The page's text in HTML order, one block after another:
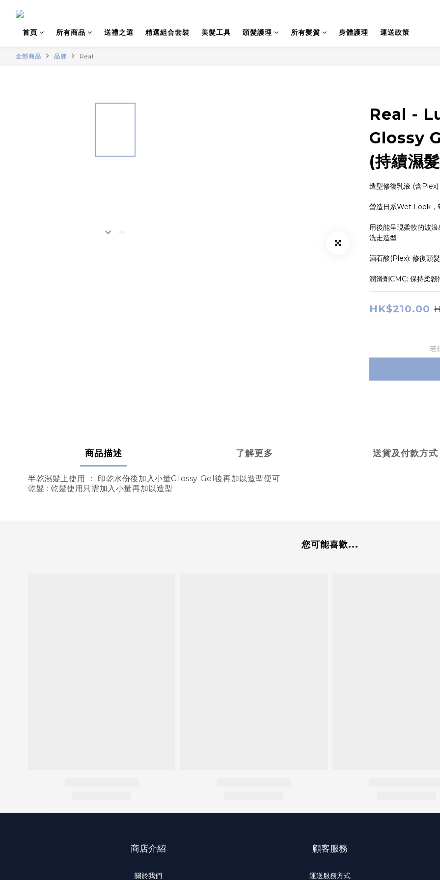
首頁 所有商品 送禮之選 精選組合套裝 美髮工具 頭髮護理 所有髪質 身體護理 運送政策
全部商品 品牌 Real
Real -
Glossy
(持續濕
造型修復乳液 (含
營造日系Wet Look，
用後能呈現柔軟的波
洗走造型
酒石酸(Plex): 修復頭
潤滑劑CMC: 保持柔韌
HK$210.00
若
商品描述 了解更多 送貨及付款方式
半乾濕髮上使用 ： 印乾水份後加入小量Glossy Gel後再加以造型便可
乾髮 : 乾髮使用只需加入小量再加以造型
您可能喜歡...
商店介紹
關於我們
顧客服務
運送服務方式